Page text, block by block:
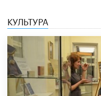
КУЛЬТУРА